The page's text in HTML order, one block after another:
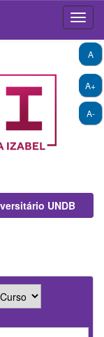
A+
A-
A
UNDB